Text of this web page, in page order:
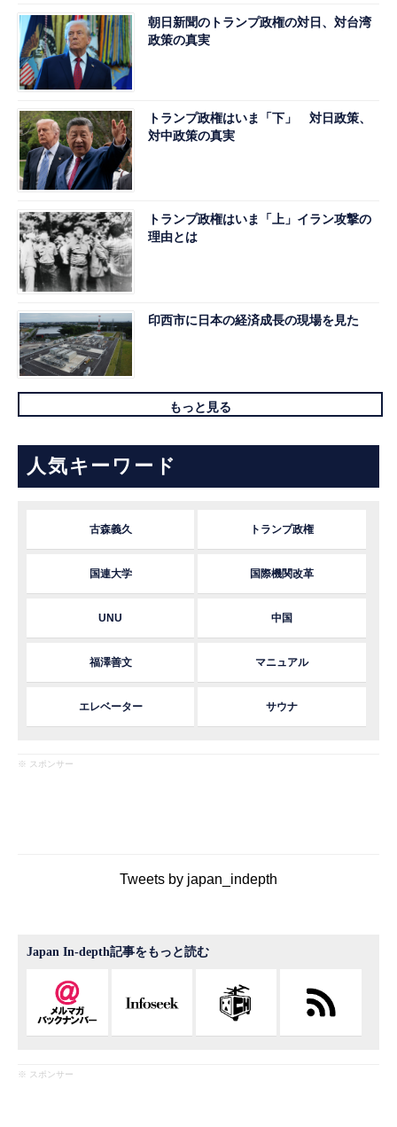
朝日新聞のトランプ政権の対日、対台湾
政策の真実
トランプ政権はいま「下」 対日政策、
対中政策の真実
トランプ政権はいま「上」イラン攻撃の
理由とは
印西市に日本の経済成長の現場を見た
もっと見る
人気キーワード
古森義久 トランプ政権
国連大学 国際機関改革
UNU 中国
福澤善文 マニュアル
エレベーター サウナ
※ スポンサー
Tweets by japan_indepth
Japan In-depth記事をもっと読む
※ スポンサー